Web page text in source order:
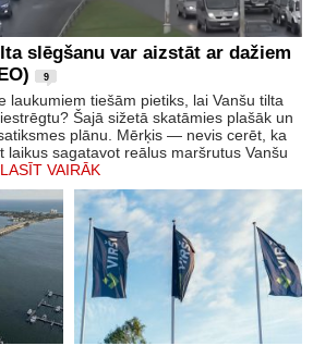
slēgšanu var aizstāt ar dažiem
9
laukumiem tiešām pietiks, lai Vanšu tilta
Šajā sižetā skatāmies plašāk un
plānu. Mērķis — nevis cerēt, ka
sagatavot reālus maršrutus Vanšu
LASĪT VAIRĀK